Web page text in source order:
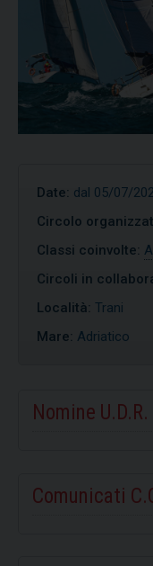
Date: dal 05/07/
Circolo
Classi coinvolte:
Circoli in
Località: Trani
Mare: Adriatico
Nomine U.D.R.
Comunicati